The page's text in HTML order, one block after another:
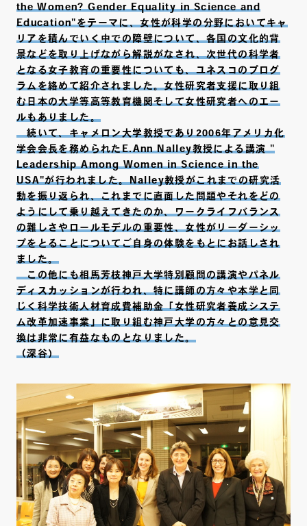
the Women? Gender Equality in Science and
Education"をテーマに、女性が科学の分野においてキャ
リアを積んでいく中での障壁について、各国の文化的背
景などを取り上げながら解説がなされ、次世代の科学者
となる女子教育の重要性についても、ユネスコのプログ
ラムを絡めて紹介されました。女性研究者支援に取り組
む日本の大学等高等教育機関そして女性研究者へのエー
ルもありました。
続いて、キャメロン大学教授であり2006年アメリカ化
学会会長を務められたE.Ann Nalley教授による講演 "
Leadership Among Women in Science in the
USA"が行われました。Nalley教授がこれまでの研究活
動を振り返られ、これまでに直面した問題やそれをどの
ようにして乗り越えてきたのか、ワークライフバランス
の難しさやロールモデルの重要性、女性がリーダーシッ
プをとることについてご自身の体験をもとにお話しされ
ました。
この他にも相馬芳枝神戸大学特別顧問の講演やパネル
ディスカッションが行われ、特に講師の方々や本学と同
じく科学技術人材育成費補助金「女性研究者養成システ
ム改革加速事業」に取り組む神戸大学の方々との意見交
換は非常に有益なものとなりました。
（深谷）